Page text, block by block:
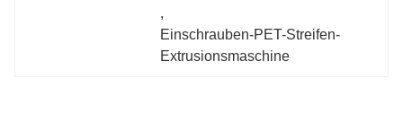
,
Einschrauben-PET-Streifen-
Extrusionsmaschine